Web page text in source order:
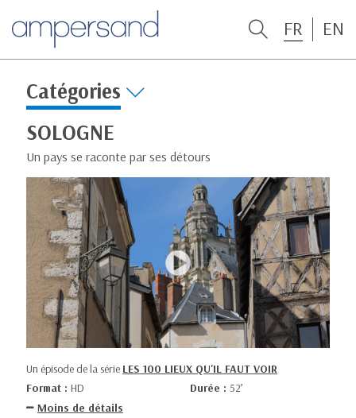
FR EN
Catégories
SOLOGNE
Un pays se raconte par ses détours
Un épisode de la série LES 100 LIEUX QU'IL FAUT VOIR
Format : HD Durée : 52’
Moins de détails